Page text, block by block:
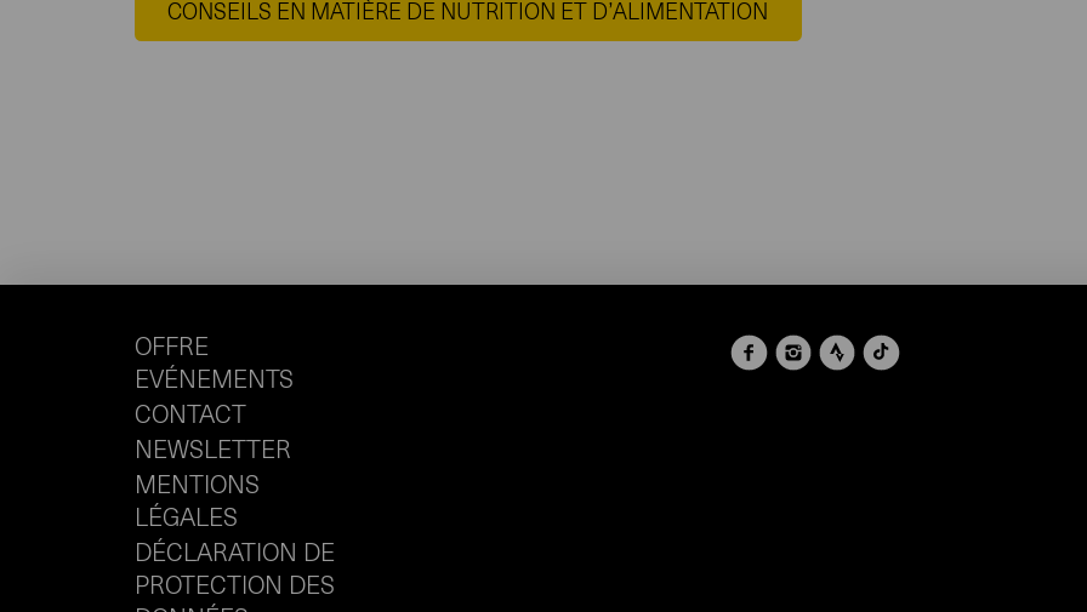
CONSEILS EN MATIÈRE DE NUTRITION ET D’ALIMENTATION
OFFRE
EVÉNEMENTS
CONTACT
NEWSLETTER
MENTIONS
LÉGALES
DÉCLARATION DE
PROTECTION DES